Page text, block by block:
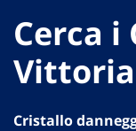
Cerca
Vittoria
Cristallo